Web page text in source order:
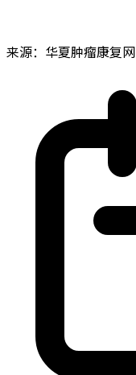
来源：华夏肿瘤康复网